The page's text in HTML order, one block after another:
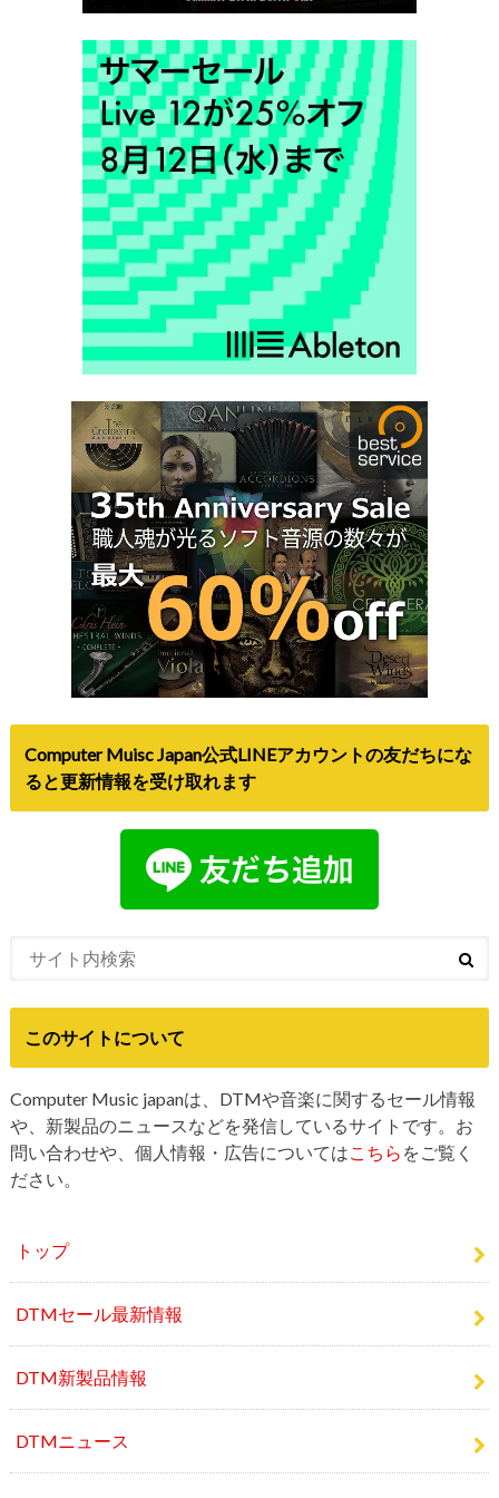
Computer Muisc Japan公式LINEアカウントの友だちにな
ると更新情報を受け取れます
このサイトについて
Computer Music japanは、DTMや音楽に関するセール情報
や、新製品のニュースなどを発信しているサイトです。お
問い合わせや、個人情報・広告についてはこちら をご覧く
ださい。
トップ
DTMセール最新情報
DTM新製品情報
DTMニュース